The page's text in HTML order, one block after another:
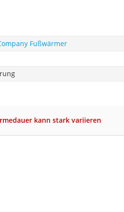
Fußwärmer
kann stark variieren